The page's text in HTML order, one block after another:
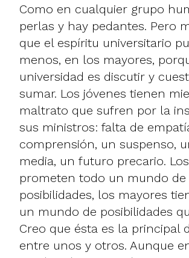
Como en cualquier grupo
perlas y hay pedantes. Pero
que el espíritu universitario
menos, en los mayores,
universidad es discutir y
sumar. Los jóvenes tienen
maltrato que sufren por la
sus ministros: falta de
comprensión, un suspenso,
media, un futuro precario.
prometen todo un mundo de
posibilidades, los mayores
un mundo de posibilidades
Creo que ésta es la principal
entre unos y otros. Aunque